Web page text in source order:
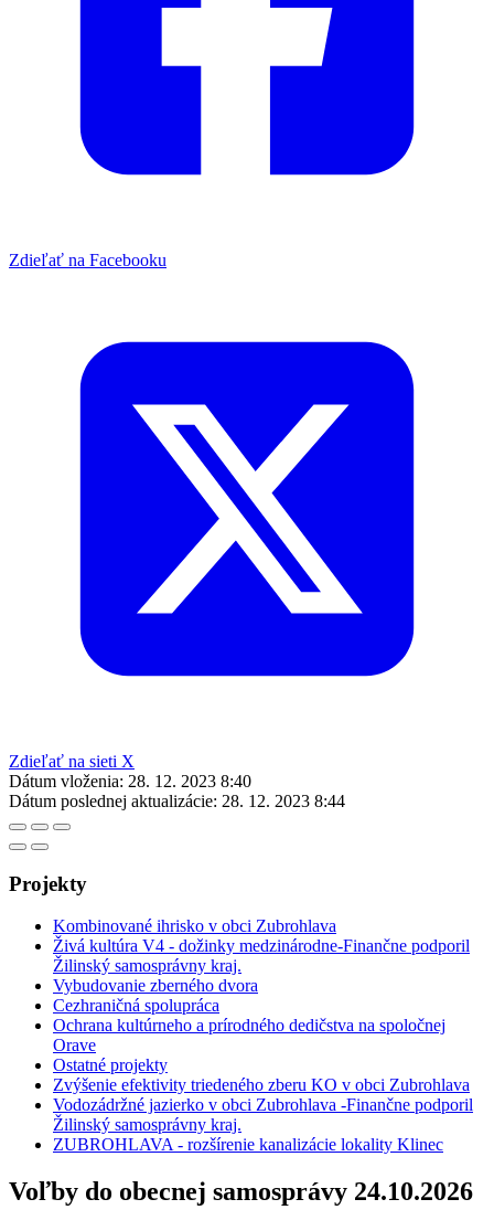
Zdieľať na Facebooku
Zdieľať na sieti X
Dátum vloženia: 28. 12. 2023 8:40
Dátum poslednej aktualizácie: 28. 12. 2023 8:44
Projekty
Kombinované ihrisko v obci Zubrohlava
Živá kultúra V4 - dožinky medzinárodne-Finančne podporil
Žilinský samosprávny kraj.
Vybudovanie zberného dvora
Cezhraničná spolupráca
Ochrana kultúrneho a prírodného dedičstva na spoločnej
Orave
Ostatné projekty
Zvýšenie efektivity triedeného zberu KO v obci Zubrohlava
Vodozádržné jazierko v obci Zubrohlava -Finančne podporil
Žilinský samosprávny kraj.
ZUBROHLAVA - rozšírenie kanalizácie lokality Klinec
Voľby do obecnej samosprávy 24.10.2026